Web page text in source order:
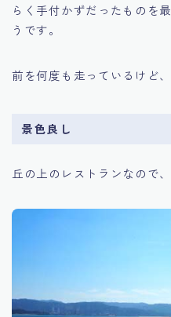
らく手付かずだったものを
うです。
前を何度も走っているけど
景色良し
丘の上のレストランなので